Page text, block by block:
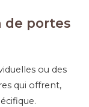
de portes
ou des
qui offrent,